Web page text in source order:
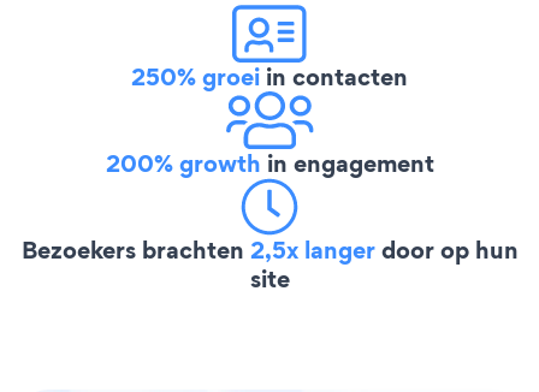
250% groei in contacten
200% growth in engagement
Bezoekers brachten 2,5x langerdoor op hun
site